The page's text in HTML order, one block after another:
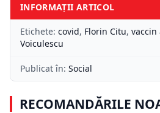
INFORMAȚII ARTICOL
Etichete: covid, Florin Citu, vaccin
Voiculescu
Publicat în: Social
RECOMANDĂRILE